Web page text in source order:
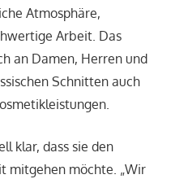
Atmosphäre,
Arbeit. Das
an Damen, Herren und
Schnitten auch
klar, dass sie den
mitgehen möchte. „Wir